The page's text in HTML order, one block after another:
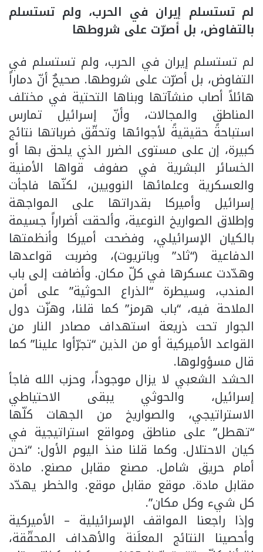
لم تستسلم إيران في الحرب، ولم تستسلم
بالتفاوض، بل أصرّت على شروطها
لم تستسلم إيران في الحرب، ولم تستسلم في
التفاوض، بل أصرّت على شروطها. صحيحٌ أنّ دماراً
هائلاً أصاب منشآتها وبناها التحتية في مختلف
المناطق والمجالات، وأنّ إسرائيل تمارس
استباحةً حقيقيةً لأجوائها وتحقّق ضرباتها نتائج
كبيرة، إن على مستوى الضرر الذي يلحق بها أو
الخسائر البشرية في صفوف قواها الأمنية
والعسكرية وعلمائها النوويين، لكنّها فاجأت
إسرائيل وأميركا بقدراتها على المواجهة
وإطلاق الصواريخ النوعية، وألحقت أضراراً جسيمة
بالكيان الإسرائيلي، وفضحت أميركا وأنظمتها
الدفاعية (“ثاد” وباتريوت)، وضربت قواعدها
وهدّدت عسكرها في كلّ مكان. وأضافت إلى باب
المندب، وسيطرة “الذراع الحوثية” على أمن
الملاحة فيه، “باب هرمز” كما قلنا، وهزّت دول
الجوار تحت ذريعة استهداف مصادر النار من
القواعد الأميركية أو من الذين “تجرّأوا علينا” كما
قال مسؤولوها.
الحشد الشعبي لا يزال موجوداً، وحزب الله فاجأ
إسرائيل، والحوثي يبقى الاحتياطي
الاستراتيجي، والصواريخ من الجهات كلّها
“تهطل” على مناطق ومواقع استراتيجية في
كيان الاحتلال. وكما قلنا منذ اليوم الأول: “نحن
أمام حريق شامل. مصنع مقابل مصنع. مادة
مقابل مادة. موقع مقابل موقع. والخطر يهدّد
كل شيء وكل مكان”.
وإذا راجعنا المواقف الإسرائيلية – الأميركية
وأحصينا النتائج المعلَنة والأهداف المحقّقة،